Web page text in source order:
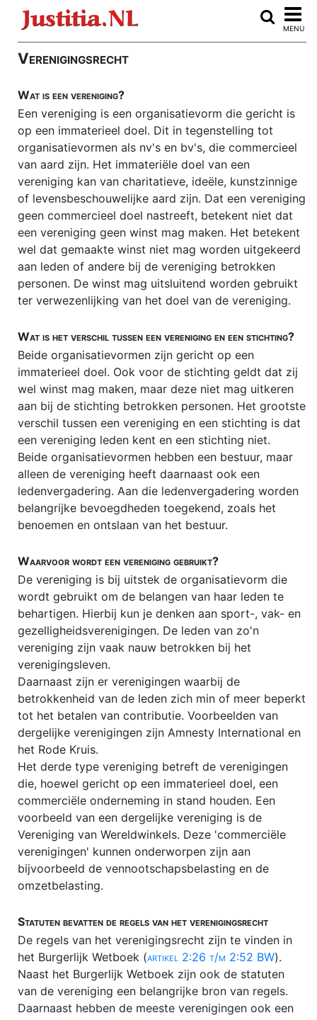
Home
Advocaten vergelijken
Auteursrecht
Burenrecht
CLOUDRECHT
Consumentenkoop
Consumentenrecht
Echtscheiding
E-discovery
Erfrecht
FAILLISSEMENT
Flex-BV
Gratie
HUURRECHT
Incassokosten
Juridische modellen
Juridische opleidingen
Juridische portals
Juridische vacatures
Meineed
Merkenrecht
No cure no pay
Notarissen vergelijken
Opzegging abonnementen
Paardenrecht / hippisch recht
PRIVACY
Portretrecht
Pro Deo advocaat
Rechtsbijstand
Schenkbelasting (schenkingsrecht)
Schuldsanering natuurlijke personen
SocialMediaRecht
Stamrecht-BV
Stichtingsrecht
Verenigingsrecht
MENU
Verenigingsrecht
Wat is een vereniging?
Een vereniging is een organisatievorm die gericht is
op een immaterieel doel. Dit in tegenstelling tot
organisatievormen als nv's en bv's, die commercieel
van aard zijn. Het immateriële doel van een
vereniging kan van charitatieve, ideële, kunstzinnige
of levensbeschouwelijke aard zijn. Dat een vereniging
geen commercieel doel nastreeft, betekent niet dat
een vereniging geen winst mag maken. Het betekent
wel dat gemaakte winst niet mag worden uitgekeerd
aan leden of andere bij de vereniging betrokken
personen. De winst mag uitsluitend worden gebruikt
ter verwezenlijking van het doel van de vereniging.
Wat is het verschil tussen een vereniging en een stichting?
Beide organisatievormen zijn gericht op een
immaterieel doel. Ook voor de stichting geldt dat zij
wel winst mag maken, maar deze niet mag uitkeren
aan bij de stichting betrokken personen. Het grootste
verschil tussen een vereniging en een stichting is dat
een vereniging leden kent en een stichting niet.
Beide organisatievormen hebben een bestuur, maar
alleen de vereniging heeft daarnaast ook een
ledenvergadering. Aan die ledenvergadering worden
belangrijke bevoegdheden toegekend, zoals het
benoemen en ontslaan van het bestuur.
Waarvoor wordt een vereniging gebruikt?
De vereniging is bij uitstek de organisatievorm die
wordt gebruikt om de belangen van haar leden te
behartigen. Hierbij kun je denken aan sport-, vak- en
gezelligheidsverenigingen. De leden van zo'n
vereniging zijn vaak nauw betrokken bij het
verenigingsleven.
Daarnaast zijn er verenigingen waarbij de
betrokkenheid van de leden zich min of meer beperkt
tot het betalen van contributie. Voorbeelden van
dergelijke verenigingen zijn Amnesty International en
het Rode Kruis.
Het derde type vereniging betreft de verenigingen
die, hoewel gericht op een immaterieel doel, een
commerciële onderneming in stand houden. Een
voorbeeld van een dergelijke vereniging is de
Vereniging van Wereldwinkels. Deze 'commerciële
verenigingen' kunnen onderworpen zijn aan
bijvoorbeeld de vennootschapsbelasting en de
omzetbelasting.
Statuten bevatten de regels van het verenigingsrecht
De regels van het verenigingsrecht zijn te vinden in
het Burgerlijk Wetboek (artikel 2:26 t/m 2:52 BW).
Naast het Burgerlijk Wetboek zijn ook de statuten
van de vereniging een belangrijke bron van regels.
Daarnaast hebben de meeste verenigingen ook een